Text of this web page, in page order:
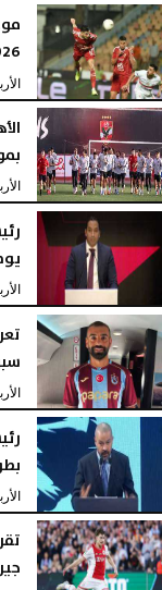
الأربعاء،
يوم 21 أغسطس
الأربعاء،